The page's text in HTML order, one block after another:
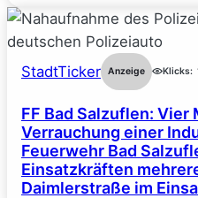
StadtTicker Anzeige Klicks:
FF Bad Salzuflen: Vier
Verrauchung einer
Feuerwehr Bad
Einsatzkräften
Daimlerstraße im